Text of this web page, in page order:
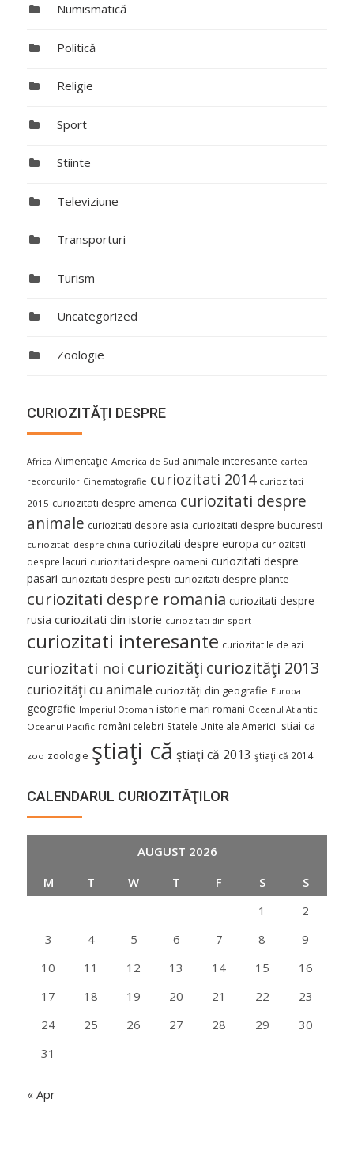
Numismatică
Politică
Religie
Sport
Stiinte
Televiziune
Transporturi
Turism
Uncategorized
Zoologie
CURIOZITĂŢI DESPRE
Africa Alimentaţie America de Sud animale interesante cartea
recordurilor Cinematografie curiozitati 2014 curiozitati
2015 curiozitati despre america curiozitati despre
animale curiozitati despre asia curiozitati despre bucuresti
curiozitati despre china curiozitati despre europa curiozitati
despre lacuri curiozitati despre oameni curiozitati despre
pasari curiozitati despre pesti curiozitati despre plante
curiozitati despre romania curiozitati despre
rusia curiozitati din istorie curiozitati din sport
curiozitati interesante curiozitatile de azi
curiozitati noi curiozităţi curiozităţi 2013
curiozităţi cu animale curiozităţi din geografie Europa
geografie Imperiul Otoman istorie mari romani Oceanul Atlantic
Oceanul Pacific români celebri Statele Unite ale Americii stiai ca
zoo zoologie ştiaţi că ştiaţi că 2013 ştiaţi că 2014
CALENDARUL CURIOZITĂŢILOR
AUGUST 2026
M
T W T F S
S
1
2
3
4 5 6 7 8
9
10
11 12 13 14 15
16
17
18 19 20 21 22
23
24
25 26 27 28 29
30
31
« Apr